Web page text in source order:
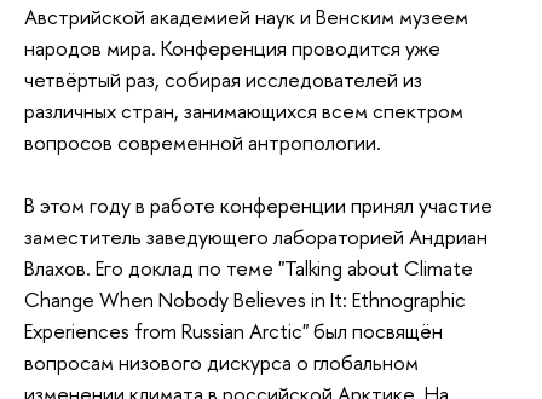
Австрийской академией наук и Венским музеем
народов мира. Конференция проводится уже
четвёртый раз, собирая исследователей из
различных стран, занимающихся всем спектром
вопросов современной антропологии.
В этом году в работе конференции принял участие
заместитель заведующего лабораторией Андриан
Влахов. Его доклад по теме "Talking about Climate
Change When Nobody Believes in It: Ethnographic
Experiences from Russian Arctic" был посвящён
вопросам низового дискурса о глобальном
изменении климата в российской Арктике. На